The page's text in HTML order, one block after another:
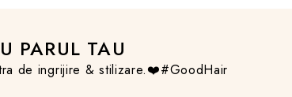
PARUL TAU
de ingrijire & stilizare.❤️#GoodHair